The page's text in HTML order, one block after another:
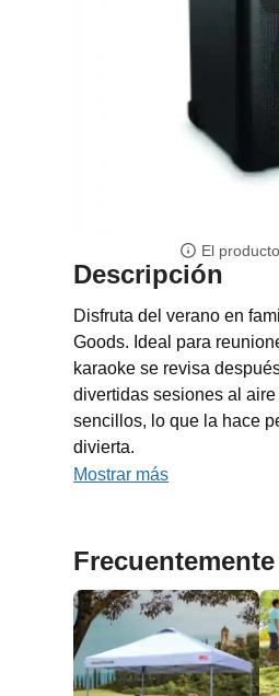
El
Descripción
Disfruta del verano en
Goods. Ideal para
karaoke se revisa
divertidas sesiones al
sencillos, lo que la hace
divierta.
Mostrar más